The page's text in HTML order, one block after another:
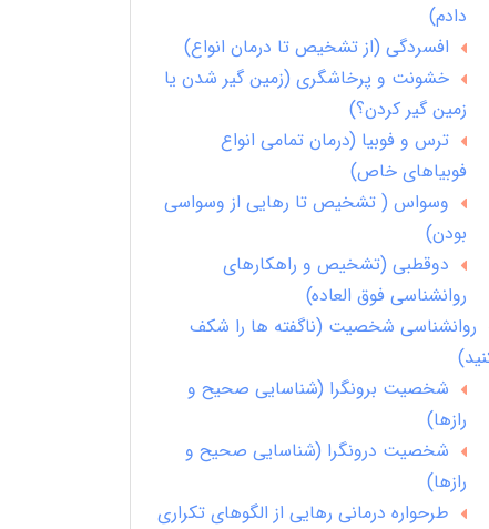
دادم)
افسردگی (از تشخیص تا درمان انواع)
خشونت و پرخاشگری (زمین گیر شدن یا
زمین گیر کردن؟)
ترس و فوبیا (درمان تمامی انواع
فوبیاهای خاص)
وسواس ( تشخیص تا رهایی از وسواسی
بودن)
دوقطبی (تشخیص و راهکارهای
روانشناسی فوق العاده)
روانشناسی شخصیت (ناگفته ها را شکف
شخصیت برونگرا (شناسایی صحیح و
رازها)
شخصیت درونگرا (شناسایی صحیح و
رازها)
طرحواره درمانی رهایی از الگوهای تکراری